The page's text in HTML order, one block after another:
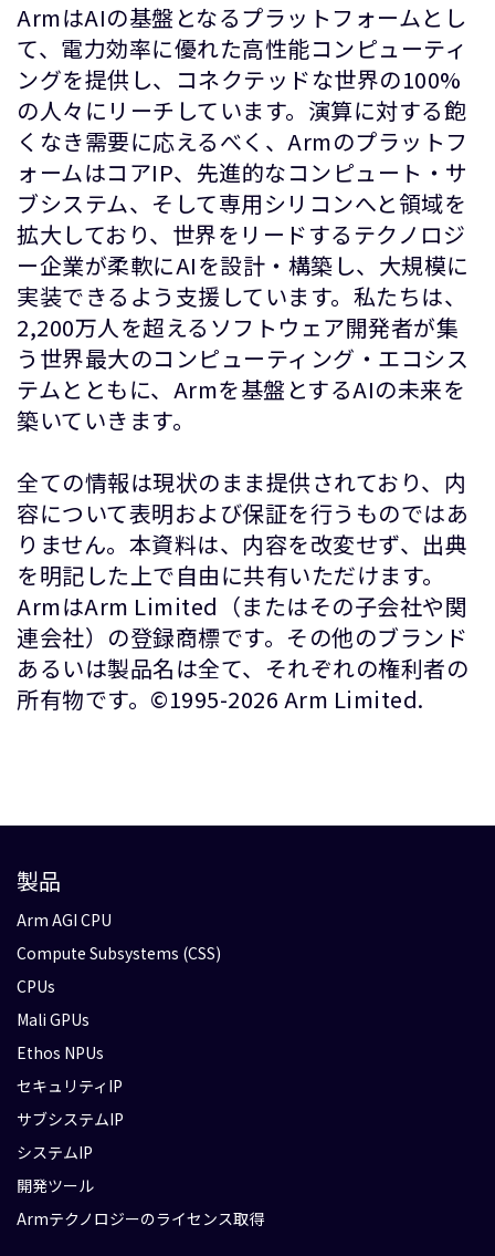
ArmはAIの基盤となるプラットフォームとし
て、電力効率に優れた高性能コンピューティ
ングを提供し、コネクテッドな世界の100%
の人々にリーチしています。演算に対する飽
くなき需要に応えるべく、Armのプラットフ
ォームはコアIP、先進的なコンピュート・サ
ブシステム、そして専用シリコンへと領域を
拡大しており、世界をリードするテクノロジ
ー企業が柔軟にAIを設計・構築し、大規模に
実装できるよう支援しています。私たちは、
2,200万人を超えるソフトウェア開発者が集
う世界最大のコンピューティング・エコシス
テムとともに、Armを基盤とするAIの未来を
築いていきます。
全ての情報は現状のまま提供されており、内
容について表明および保証を行うものではあ
りません。本資料は、内容を改変せず、出典
を明記した上で自由に共有いただけます。
ArmはArm Limited（またはその子会社や関
連会社）の登録商標です。その他のブランド
あるいは製品名は全て、それぞれの権利者の
所有物です。©1995-2026 Arm Limited.
製品
Arm AGI CPU
Compute Subsystems (CSS)
CPUs
Mali GPUs
Ethos NPUs
セキュリティIP
サブシステムIP
システムIP
開発ツール
Armテクノロジーのライセンス取得